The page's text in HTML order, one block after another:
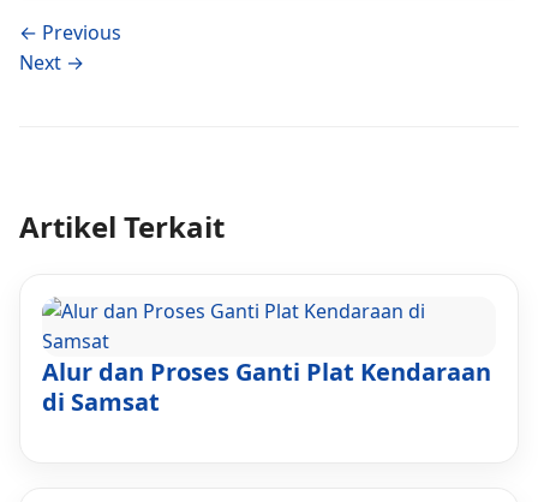
← Previous
Next →
Artikel Terkait
Alur dan Proses Ganti Plat Kendaraan
di Samsat